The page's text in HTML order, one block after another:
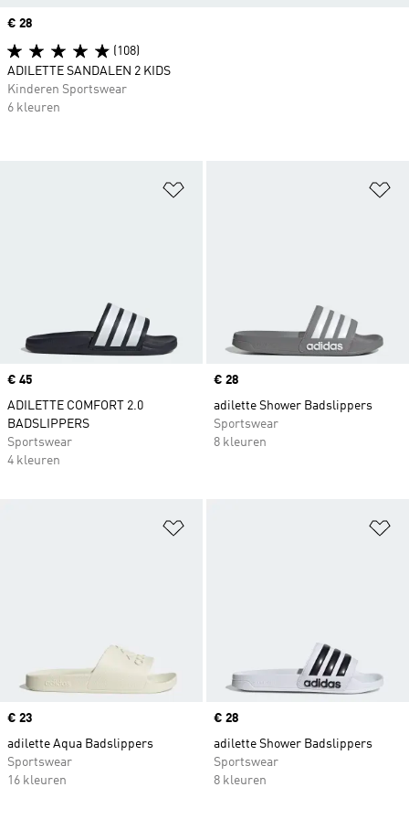
Price
€ 45
ADILETTE COMFORT 2.0
BADSLIPPERS
Sportswear
4 kleuren
Price
€ 28
adilette Shower Badslippers
Sportswear
8 kleuren
Price
€ 23
adilette Aqua Badslippers
Sportswear
16 kleuren
Price
€ 28
adilette Shower Badslippers
Sportswear
8 kleuren
Price
€ 28
(108)
ADILETTE SANDALEN 2 KIDS
Kinderen Sportswear
6 kleuren